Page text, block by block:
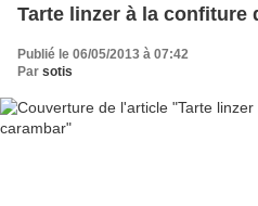
Tarte linzer à la confiture
Publié le 06/05/2013 à 07:42
Par sotis